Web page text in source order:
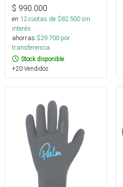
$ 990.000
en 12cuotas de $82.500sin
interés
ahorras $29.700 por
transferencia.
Stock disponible
+20 Vendidos